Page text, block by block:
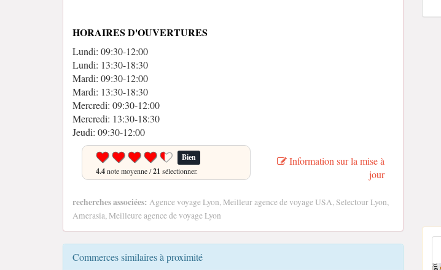
HORAIRES D'OUVERTURES
Lundi: 09:30-12:00
Lundi: 13:30-18:30
Mardi: 09:30-12:00
Mardi: 13:30-18:30
Mercredi: 09:30-12:00
Mercredi: 13:30-18:30
Jeudi: 09:30-12:00
Bien
4.4note moyenne /21 sélectionner.
Information sur la mise à
jour
recherches associées: Agence voyage Lyon, Meilleur agence de voyage USA, Selectour Lyon,
Amerasia, Meilleure agence de voyage Lyon
Commerces similaires à proximité